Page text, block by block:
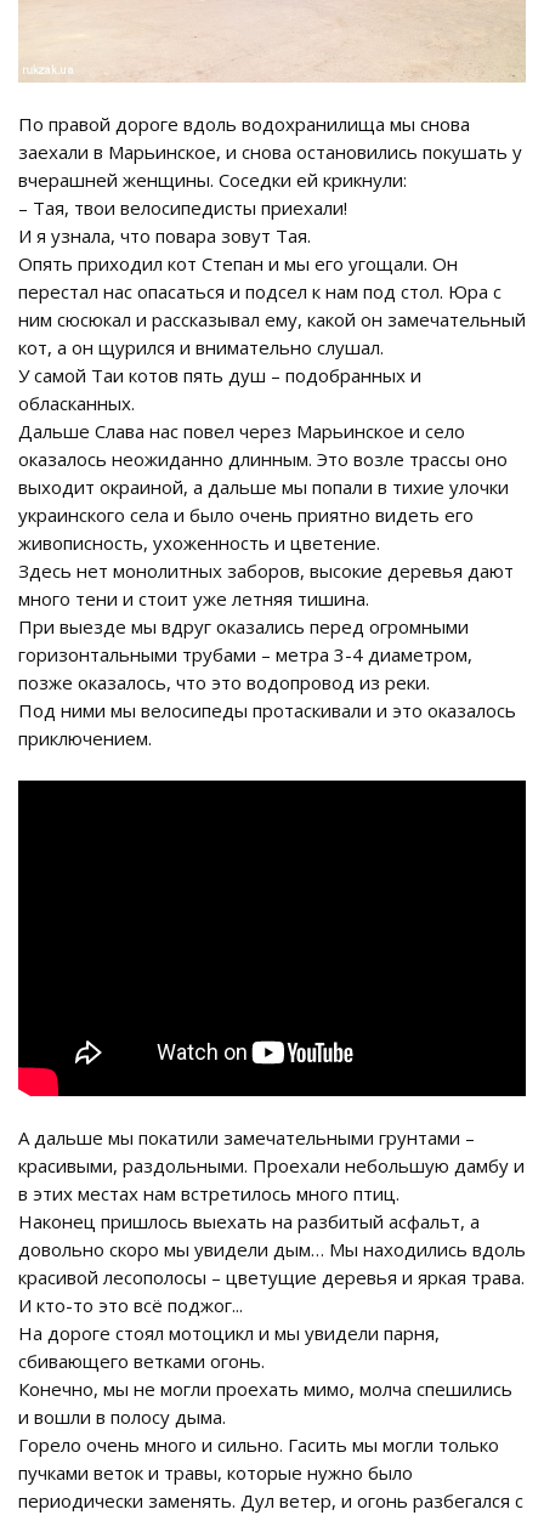
По правой дороге вдоль водохранилища мы снова
заехали в Марьинское, и снова остановились покушать у
вчерашней женщины. Соседки ей крикнули:
– Тая, твои велосипедисты приехали!
И я узнала, что повара зовут Тая.
Опять приходил кот Степан и мы его угощали. Он
перестал нас опасаться и подсел к нам под стол. Юра с
ним сюсюкал и рассказывал ему, какой он замечательный
кот, а он щурился и внимательно слушал.
У самой Таи котов пять душ – подобранных и
обласканных.
Дальше Слава нас повел через Марьинское и село
оказалось неожиданно длинным. Это возле трассы оно
выходит окраиной, а дальше мы попали в тихие улочки
украинского села и было очень приятно видеть его
живописность, ухоженность и цветение.
Здесь нет монолитных заборов, высокие деревья дают
много тени и стоит уже летняя тишина.
При выезде мы вдруг оказались перед огромными
горизонтальными трубами – метра 3-4 диаметром,
позже оказалось, что это водопровод из реки.
Под ними мы велосипеды протаскивали и это оказалось
приключением.
А дальше мы покатили замечательными грунтами –
красивыми, раздольными. Проехали небольшую дамбу и
в этих местах нам встретилось много птиц.
Наконец пришлось выехать на разбитый асфальт, а
довольно скоро мы увидели дым… Мы находились вдоль
красивой лесополосы – цветущие деревья и яркая трава.
И кто-то это всё поджог...
На дороге стоял мотоцикл и мы увидели парня,
сбивающего ветками огонь.
Конечно, мы не могли проехать мимо, молча спешились
и вошли в полосу дыма.
Горело очень много и сильно. Гасить мы могли только
пучками веток и травы, которые нужно было
периодически заменять. Дул ветер, и огонь разбегался с